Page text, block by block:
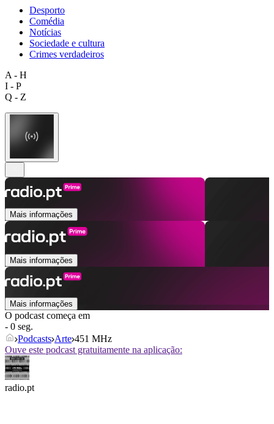
Desporto
Comédia
Notícias
Sociedade e cultura
Crimes verdadeiros
A - H
I - P
Q - Z
Mais informações
Mais informações
Mais informações
O podcast começa em
- 0 seg.
Podcasts Arte 451 MHz
Ouve este podcast gratuitamente na aplicação:
radio.pt